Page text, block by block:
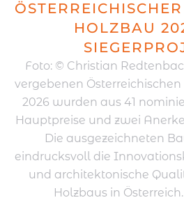
HOLZBAU
Foto: © Christian
vergebenen
2026 wurden aus 41
Hauptpreise und zwei
Die ausgezeichneten
eindrucksvoll die
und architektonische
Holzbaus in